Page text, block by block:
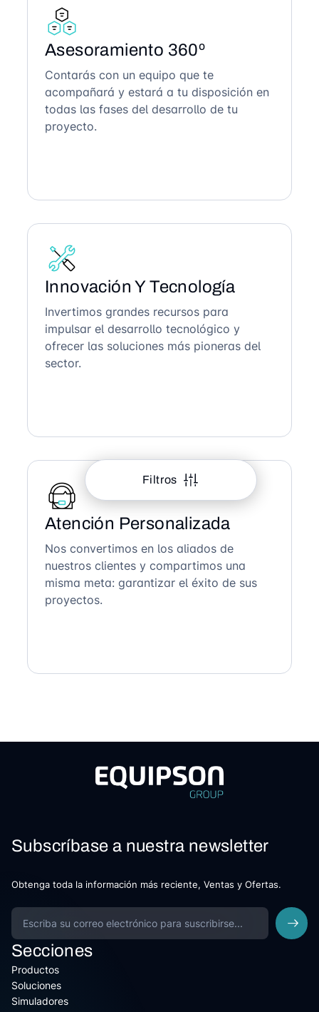
Filtros
Asesoramiento 360º
Contarás con un equipo que te
acompañará y estará a tu disposición en
todas las fases del desarrollo de tu
proyecto.
Innovación Y Tecnología
Invertimos grandes recursos para
impulsar el desarrollo tecnológico y
ofrecer las soluciones más pioneras del
sector.
Atención Personalizada
Nos convertimos en los aliados de
nuestros clientes y compartimos una
misma meta: garantizar el éxito de sus
proyectos.
Subscríbase a nuestra newsletter
Obtenga toda la información más reciente, Ventas y Ofertas.
Secciones
Productos
Soluciones
Simuladores